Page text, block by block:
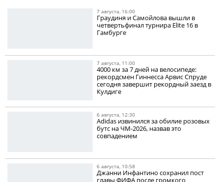
7 августа, 16:00
Граудиня и Самойлова вышли в
четвертьфинал турнира Elite 16 в
Гамбурге
7 августа, 11:00
4000 км за 7 дней на велосипеде:
рекордсмен Гиннесса Арвис Спруде
сегодня завершит рекордный заезд в
Кулдиге
6 августа, 12:30
Adidas извинился за обилие розовых
бутс на ЧМ-2026, назвав это
совпадением
6 августа, 10:58
Джанни Инфантино сохранил пост